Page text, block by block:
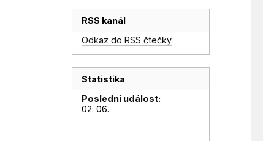
RSS kanál
Odkaz do RSS čtečky
Statistika
Poslední událost:
02. 06.